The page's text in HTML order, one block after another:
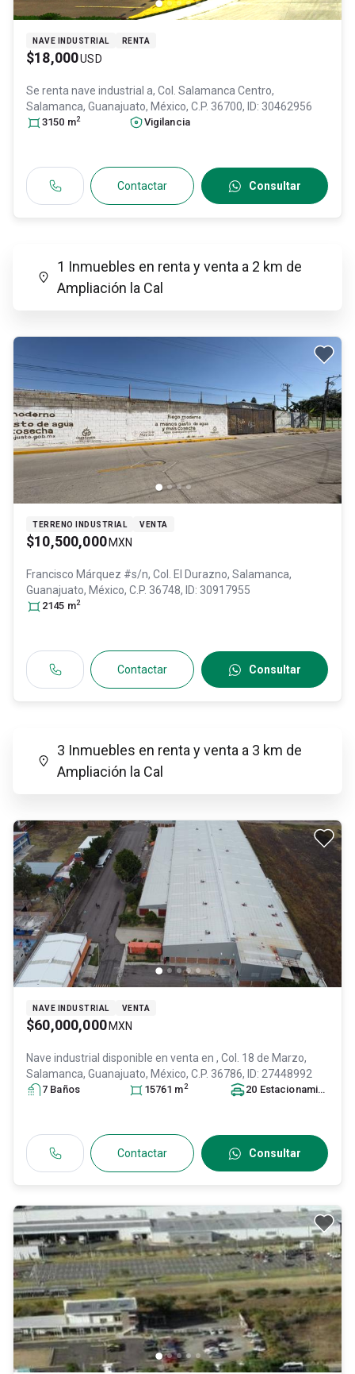
NAVE INDUSTRIAL RENTA
$18,000USD
Se renta nave industrial a, Col. Salamanca Centro,
Salamanca, Guanajuato, México, C.P. 36700, ID: 30462956
3150 m2 Vigilancia
Contactar Consultar
1 Inmuebles en renta y venta a 2 km de
Ampliación la Cal
TERRENO INDUSTRIAL VENTA
$10,500,000 MXN
Francisco Márquez #s/n, Col. El Durazno, Salamanca,
Guanajuato, México, C.P. 36748, ID: 30917955
2145 m2
Contactar Consultar
3 Inmuebles en renta y venta a 3 km de
Ampliación la Cal
NAVE INDUSTRIAL VENTA
$60,000,000 MXN
Nave industrial disponible en venta en , Col. 18 de Marzo,
Salamanca, Guanajuato, México, C.P. 36786, ID: 27448992
7 Baños 15761 m2 20 Estacionamiento
Contactar Consultar